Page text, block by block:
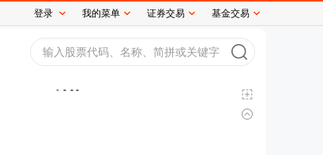
- - - -
登录 我的菜单 证券交易 基金交易